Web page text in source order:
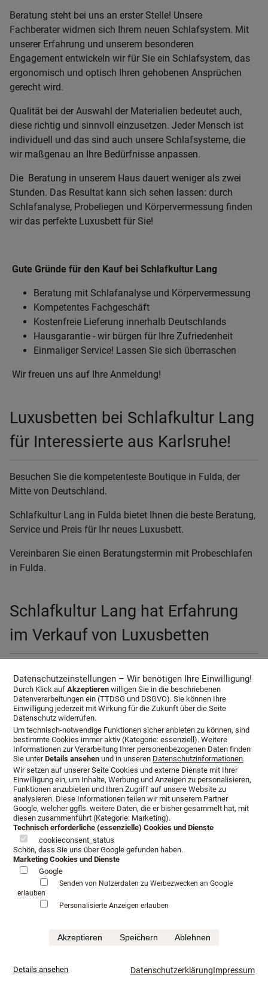
Beratung steht bei uns an erster Stelle! Unsere
Fachberater widmen sich Ihrem neuen Schlafsystem. Mit
unserer Erfahrung und unserem besonderen
Engagement entwickeln wir für Sie ein Schlafsystem, das
ergonomisch und optisch Ihren gehobenen Ansprüchen
gerecht wird.
Qualität bei der Auswahl der Materialien bedeutet auch,
diese richtig und sinnvoll einzusetzen. Jeder Mensch ist
individuell und das sind auch unsere Schlafsysteme, die
wir maßgenau an Ihre Bedürfnisse anpassen.
Die Beratung in unserem Haus dauert weniger als zwei
Stunden. Das Resultat kann sich sehen lassen: durch
Schlafanalyse, Probeliegen und Körpervermessung finden
wir das perfekte Luxusbett für Sie!
Gute Gründe für den Kauf bei Schlafkultur Lang
Beratung mit Schlafanalyse und Körpervermessung
Kompetentes Fachgeschäft
Kostenfreie Lieferung innerhalb Deutschlands
Hausgarantie - wir bürgen für Ihre Zufriedenheit
Einmaliger Service! Lassen Sie sich überraschen
Wir freuen uns auf Ihre Anmeldung!
Luxusbetten bei Schlafkultur Lang
für Interessierte aus Karlsruhe!
Besuchen Sie die kompetenteste Boutique in Fulda, der
Mitte von Deutschland.
Schlafkultur Lang in Fulda bietet Ihnen die beste Beratung,
Service und Preis für Ihr neues Luxusbett.
Vereinbaren Sie einen Beratungstermin mit Probeschlafen
in Fulda.
Schlafkultur Lang hat Erfahrung
im Verkauf von Luxusbetten
Schlafkultur Lang berät Sie auf die entsprechenden
Luxusbetten und stellt das passende System für Sie
zusammen. Nur ein Fachhändler mit Erfahrung weiß,
worauf es bei der Einzelabstimmung ankommt. Nach einer
Bedarfsanalyse und dem Probeliegen wird das Design
Ihres Luxusbettes bestimmt.
Unsere Manufakturen stehen seit über 100 Jahren für
höchste Qualität rund um genussvolles Schlafen,
verwandeln Nächte in Träume und laden ein in eine
wertvolle, raffinierte Welt, in der die Ästhetik des
Schlafzimmers ganz neue Dimensionen erhält.
Unsere Traditionsmarken fertigen im Werk
maßgeschneiderten Luxus und setzen dabei auf edle
Materialien, zeitlose Entwürfe, Spitzentechnologie und
Handarbeit.
Lassen Sie sich bei dem Fachhändler Schlafkultur Lang
die auf den Bedarf jedes Einzelnen abgestimmt ist,
Datenschutzeinstellungen – Wir benötigen Ihre Einwilligung!
Durch Klick aufAkzeptieren willigen Sie in die beschriebenen
Datenverarbeitungen ein (TTDSG und DSGVO). Sie können Ihre
Einwilligung jederzeit mit Wirkung für die Zukunft über die Seite
Datenschutz widerrufen.
Um technisch-notwendige Funktionen sicher anbieten zu können, sind
bestimmte Cookies immer aktiv (Kategorie: essenziell). Weitere
Informationen zur Verarbeitung Ihrer personenbezogenen Daten finden
Sie unterDetails ansehen und in unseren Datenschutzinformationen.
Wir setzen auf unserer Seite Cookies und externe Dienste mit Ihrer
Einwilligung ein, um Inhalte, Werbung und Anzeigen zu personalisieren,
Funktionen anzubieten und Ihren Zugriff auf unsere Website zu
analysieren. Diese Informationen teilen wir mit unserem Partner
Google, welcher ggfls. weitere Daten, die er bisher gesammelt hat, mit
diesen zusammenführt (Kategorie: Marketing).
Technisch erforderliche (essenzielle) Cookies und Dienste
cookieconsent_status
Schön, dass Sie uns über Google gefunden haben.
Marketing Cookies und Dienste
Google
Senden von Nutzerdaten zu Werbezwecken an Google
erlauben
Personalisierte Anzeigen erlauben
Akzeptieren Speichern Ablehnen
Details ansehen DatenschutzerklärungImpressum